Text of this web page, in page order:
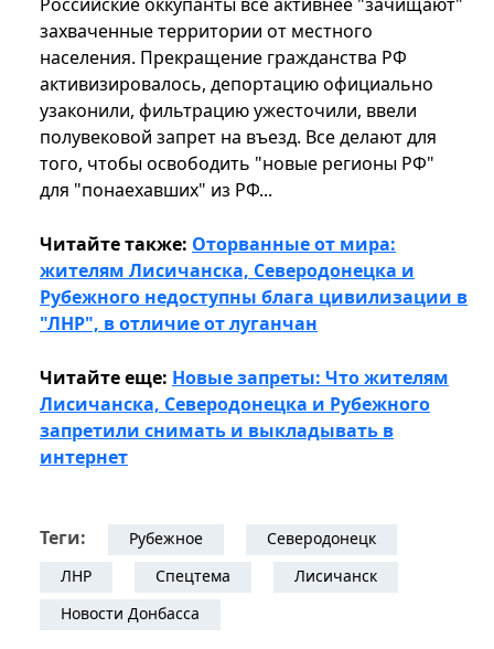
захваченные территории от местного
населения. Прекращение гражданства РФ
активизировалось, депортацию официально
узаконили, фильтрацию ужесточили, ввели
полувековой запрет на въезд. Все делают для
того, чтобы освободить "новые регионы РФ"
для "понаехавших" из РФ...
Читайте также: Оторванные от мира:
жителям Лисичанска, Северодонецка и
Рубежного недоступны блага цивилизации в
"ЛНР", в отличие от луганчан
Читайте еще: Новые запреты: Что жителям
Лисичанска, Северодонецка и Рубежного
запретили снимать и выкладывать в
интернет
Теги: Рубежное
Северодонецк
ЛНР
Спецтема
Лисичанск
Новости Донбасса